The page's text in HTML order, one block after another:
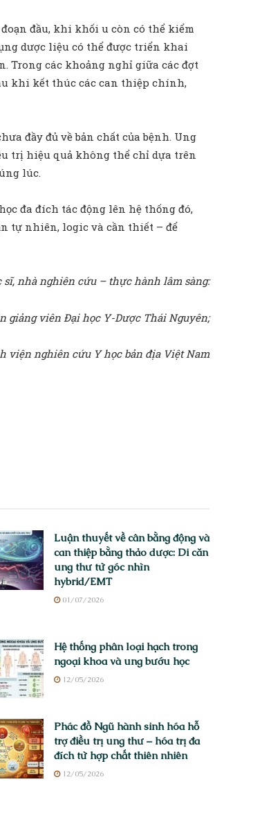
đầu, khi khối u còn có thể kiểm
dược liệu có thể được triển khai
Trong các khoảng nghỉ giữa các đợt
khi kết thúc các can thiệp chính,
đầy đủ về bản chất của bệnh. Ung
trị hiệu quả không thể chỉ dựa trên
lúc.
đa đích tác động lên hệ thống đó,
tự nhiên, logic và cần thiết – để
sĩ, nhà nghiên cứu – thực hành lâm sàng:
giảng viên Đại học Y-Dược Thái Nguyên;
viện nghiên cứu Y học bản địa Việt Nam
Luận thuyết về cân bằng động và
can thiệp bằng thảo dược: Di căn
ung thư từ góc nhìn
hybrid/EMT
01/07/2026
Hệ thống phân loại hạch trong
ngoại khoa và ung bướu học
12/05/2026
Phác đồ Ngũ hành sinh hóa hỗ
trợ điều trị ung thư – hóa trị đa
đích từ hợp chất thiên nhiên
12/05/2026